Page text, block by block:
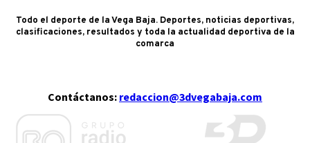
Todo el deporte de la Vega Baja. Deportes, noticias deportivas,
clasificaciones, resultados y toda la actualidad deportiva de la
comarca
Contáctanos: redaccion@3dvegabaja.com